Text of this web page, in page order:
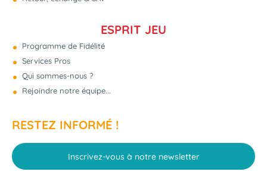
ESPRIT JEU
Programme de Fidélité
Services Pros
Qui sommes-nous ?
Rejoindre notre équipe...
RESTEZ INFORMÉ !
Inscrivez-vous à notre newsletter